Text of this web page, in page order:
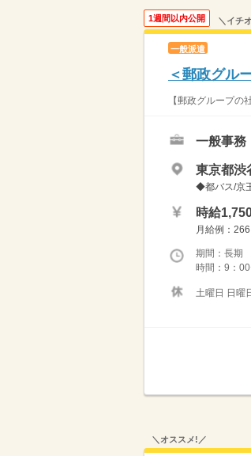
1週間以内公開 ＼イチ
一般派遣
＜郵政グル
【郵政グループ
一般事務
東京都渋
◆都バス/京
時給
月給例：
期間：長
時間：9：
土曜日 日曜
＼オススメ!／